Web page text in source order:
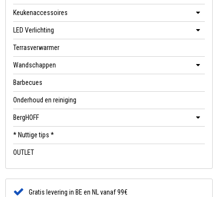
Keukenaccessoires
LED Verlichting
Terrasverwarmer
Wandschappen
Barbecues
Onderhoud en reiniging
BergHOFF
* Nuttige tips *
OUTLET
Gratis levering in BE en NL vanaf 99€